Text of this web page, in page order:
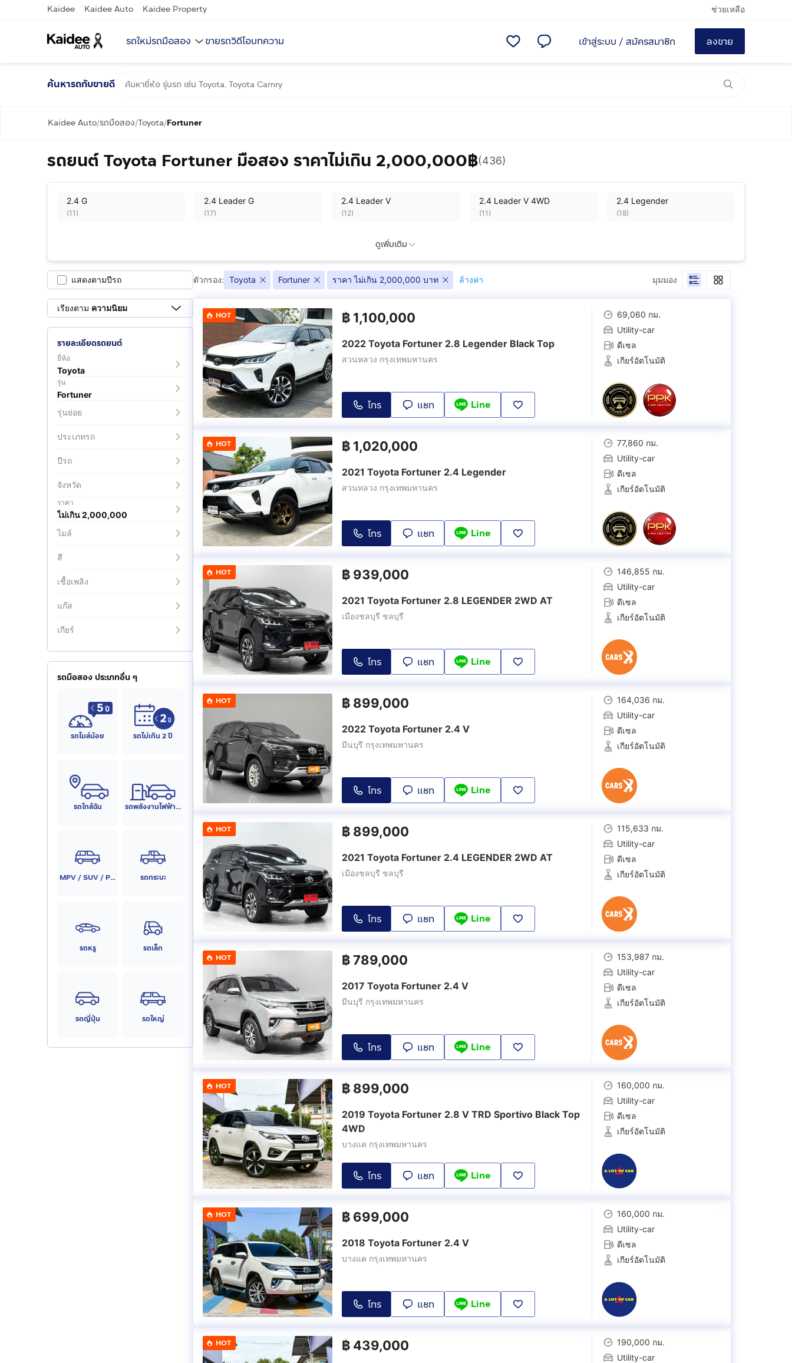
Kaidee Kaidee Auto Kaidee Property ช่วยเหลือ
รถใหม่รถมือสอง ขายรถวิดีโอบทความ เข้าสู่ระบบ / สมัครสมาชิก ลงขาย
ค้นหารถกับขายดี
Kaidee Auto/รถมือสอง/Toyota/Fortuner
รถยนต์ Toyota Fortuner มือสอง ราคาไม่เกิน 2,000,000฿(436)
2.4 G
(11 )
2.4 Leader G
(17)
2.4 Leader V
(12)
2.4 Leader V 4WD
(11 )
2.4 Legender
(18)
(75) (15) (4) (10)
2.7 V 2.7 V 4WD 2.8 TRD Sportivo
2.8 V 4WD 2.8 V TRD Sportivo
(3) (2)
Top 4WD
2.8 V TRD Sportivo II 4WD
(1)
Top
1
2.8 V TRD Sportivo II Black
Top 4WD
(2)
(5 )
3.0 TRD Sportivo 4WD
(9)
3.0 TRD Sportivo II 4WD 3.0 V
(30)
3.0 V 4WD
(30 )
2.4 LEGENDER 2WD AT
( 7
(3
2.4 LEGENDER 4WD AT
4)
2.4 Legender Black Top 2.8 LEGENDER 2WD AT
2.8 GR Sport 4WD
2.8 GR Sport Black Top
2.8 GR Sport Sport Black
2.8 Legender
(3
2.8 Legender Black Top
4WD
8)
2.4 Commander
ดูเพิ่มเติม
แสดงตามปีรถ
เรียงตาม ความนิยม
รายละเอียดรถยนต์
ยี่ห้อ
Toyota
รุ่น
Fortuner
รุ่นย่อย
ประเภทรถ
ปีรถ
จังหวัด
ราคา
ไม่เกิน 2,000,000
ไมล์
สี
เชื้อเพลิง
แก๊ส
เกียร์
รถมือสอง ประเภทอื่น ๆ
รถไมล์น้อย รถไม่เกิน 2 ปี
รถใกล้ฉัน รถพลังงานไฟฟ้า (EV)
MPV / SUV / PPV รถกระบะ
รถหรู รถเล็ก
รถญี่ปุ่น รถใหญ่
ตัวกรอง: Toyota Fortuner ราคา ไม่เกิน 2,000,000 บาท ล้างค่า มุมมอง
HOT ฿ 1,100,000
2022 Toyota Fortuner 2.8 Legender Black Top
สวนหลวง กรุงเทพมหานคร
โทร แชท Line
69,060 กม.
Utility-car
ดีเซล
เกียร์อัตโนมัติ
HOT ฿ 1,020,000
2021 Toyota Fortuner 2.4 Legender
สวนหลวง กรุงเทพมหานคร
โทร แชท Line
77,860 กม.
Utility-car
ดีเซล
เกียร์อัตโนมัติ
HOT ฿ 939,000
2021 Toyota Fortuner 2.8 LEGENDER 2WD AT
เมืองชลบุรี ชลบุรี
โทร แชท Line
146,855 กม.
Utility-car
ดีเซล
เกียร์อัตโนมัติ
HOT ฿ 899,000
2022 Toyota Fortuner 2.4 V
มีนบุรี กรุงเทพมหานคร
โทร แชท Line
164,036 กม.
Utility-car
ดีเซล
เกียร์อัตโนมัติ
HOT ฿ 899,000
2021 Toyota Fortuner 2.4 LEGENDER 2WD AT
เมืองชลบุรี ชลบุรี
โทร แชท Line
115,633 กม.
Utility-car
ดีเซล
เกียร์อัตโนมัติ
HOT ฿789,000
2017 Toyota Fortuner 2.4 V
มีนบุรี กรุงเทพมหานคร
โทร แชท Line
153,987 กม.
Utility-car
ดีเซล
เกียร์อัตโนมัติ
HOT ฿ 899,000
2019 Toyota Fortuner 2.8 V TRD Sportivo Black Top
4WD
บางแค กรุงเทพมหานคร
โทร แชท Line
160,000 กม.
Utility-car
ดีเซล
เกียร์อัตโนมัติ
HOT ฿ 699,000
2018 Toyota Fortuner 2.4 V
บางแค กรุงเทพมหานคร
โทร แชท Line
160,000 กม.
Utility-car
ดีเซล
เกียร์อัตโนมัติ
HOT ฿ 439,000
190,000 กม.
Utility-car